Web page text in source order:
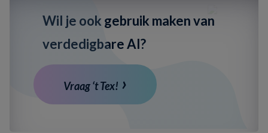
Wil je ook gebruik maken van
verdedigbare AI?
Vraag ‘t Tex!